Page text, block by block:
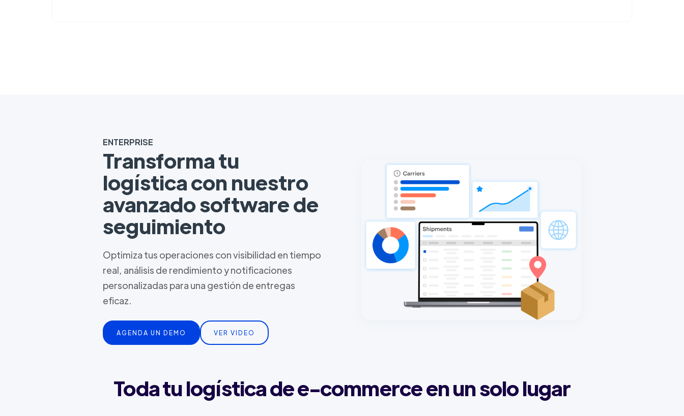
ENTERPRISE
Transforma tu
logística con nuestro
avanzado software de
seguimiento
Optimiza tus operaciones con visibilidad en tiempo
real, análisis de rendimiento y notificaciones
personalizadas para una gestión de entregas
eficaz.
AGENDA UN DEMO VER VIDEO
Toda tu logística de e-commerce en un solo lugar